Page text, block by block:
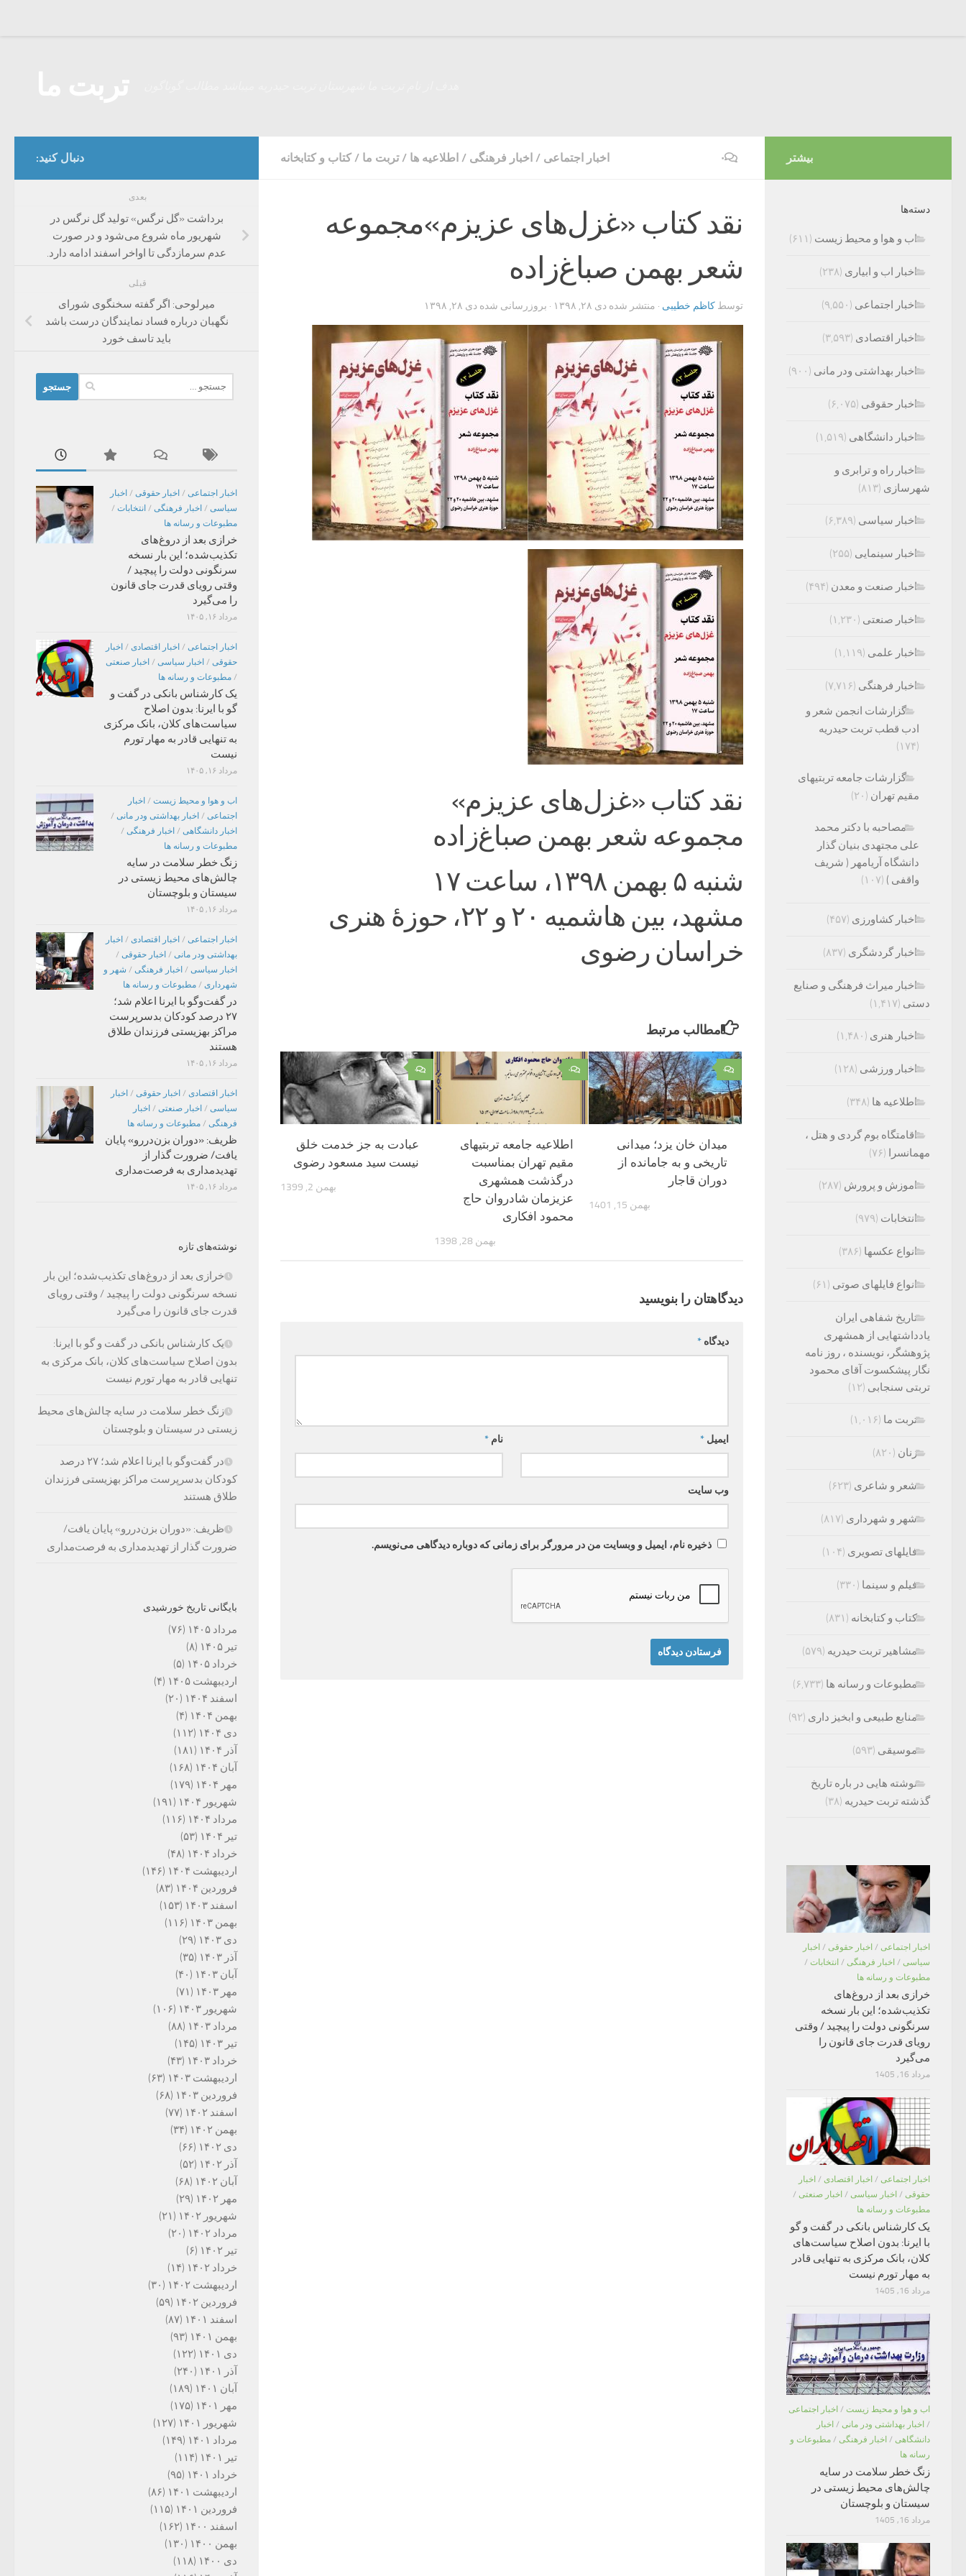
اخبار اجتماعی / اخبار فرهنگی / اطلاعیه ها / تربت ما / کتاب و کتابخانه ۰
نقد کتاب «غزل‌های عزیزم»مجموعه
شعر بهمن صباغ‌زاده
توسط کاظم خطیبی · منتشر شده دی ۲۸, ۱۳۹۸ · بروزرسانی شده دی ۲۸, ۱۳۹۸
نقد کتاب «غزل‌های عزیزم»
مجموعه شعر بهمن صباغ‌زاده
شنبه ۵ بهمن ۱۳۹۸، ساعت ۱۷
مشهد، بین هاشمیه ۲۰ و ۲۲، حوزۀ هنری
خراسان رضوی
مطالب مرتبط
۰
عبادت به جز خدمت خلق
نیست سید مسعود رضوی
بهمن 2, 1399
۰
اطلاعیه جامعه تربتیهای
مقیم تهران بمناسبت
درگذشت همشهری
عزیزمان شادروان حاج
محمود افکاری
بهمن 28, 1398
۰
میدان خان یزد؛ میدانی
تاریخی و به جامانده از
دوران قاجار
بهمن 15, 1401
دیدگاهتان را بنویسید
دیدگاه *
نام* ایمیل *
وب‌ سایت
ذخیره نام، ایمیل و وبسایت من در مرورگر برای زمانی که دوباره دیدگاهی می‌نویسم.
دنبال کنید:
بعدی
برداشت «گل نرگس» تولید گل نرگس در
شهریور ماه شروع می‌شود و در صورت
عدم سرمازدگی تا اواخر اسفند ادامه دارد.
قبلی
میرلوحی: اگر گفته سخنگوی شورای
نگهبان درباره فساد نمایندگان درست باشد
باید تاسف خورد
برای:
اخبار اجتماعی / اخبار حقوقی / اخبار
سیاسی / اخبار فرهنگی / انتخابات /
مطبوعات و رسانه ها
خرازی بعد از دروغ‌های
تکذیب‌شده؛ این بار نسخه
سرنگونی دولت را پیچید /
وقتی رویای قدرت جای قانون
را می‌گیرد
مرداد ۱۶, ۱۴۰۵
اخبار اجتماعی / اخبار اقتصادی / اخبار
حقوقی / اخبار سیاسی / اخبار صنعتی
/ مطبوعات و رسانه ها
یک کارشناس بانکی در گفت و
گو با ایرنا: بدون اصلاح
سیاست‌های کلان، بانک مرکزی
به تنهایی قادر به مهار تورم
نیست
مرداد ۱۶, ۱۴۰۵
اب و هوا و محیط زیست / اخبار
اجتماعی / اخبار بهداشتی ودر مانی /
اخبار دانشگاهی / اخبار فرهنگی /
مطبوعات و رسانه ها
زنگ خطر سلامت در سایه
چالش‌های محیط زیستی در
سیستان و بلوچستان
مرداد ۱۶, ۱۴۰۵
اخبار اجتماعی / اخبار اقتصادی / اخبار
بهداشتی ودر مانی / اخبار حقوقی /
اخبار سیاسی / اخبار فرهنگی / شهر و
شهرداری / مطبوعات و رسانه ها
در گفت‌وگو با ایرنا اعلام شد؛
۲۷ درصد کودکان بدسرپرست
مراکز بهزیستی فرزندان طلاق
هستند
مرداد ۱۶, ۱۴۰۵
اخبار اقتصادی / اخبار حقوقی / اخبار
سیاسی / اخبار صنعتی / اخبار
فرهنگی / مطبوعات و رسانه ها
ظریف: «دوران بزن‌دررو» پایان
یافت/ ضرورت گذار از
تهدیدمداری به فرصت‌مداری
مرداد ۱۶, ۱۴۰۵
نوشته‌های تازه
خرازی بعد از دروغ‌های تکذیب‌شده؛ این بار
نسخه سرنگونی دولت را پیچید / وقتی رویای
قدرت جای قانون را می‌گیرد
یک کارشناس بانکی در گفت و گو با ایرنا:
بدون اصلاح سیاست‌های کلان، بانک مرکزی به
تنهایی قادر به مهار تورم نیست
زنگ خطر سلامت در سایه چالش‌های محیط
زیستی در سیستان و بلوچستان
در گفت‌وگو با ایرنا اعلام شد؛ ۲۷ درصد
کودکان بدسرپرست مراکز بهزیستی فرزندان
طلاق هستند
ظریف: «دوران بزن‌دررو» پایان یافت/
ضرورت گذار از تهدیدمداری به فرصت‌مداری
بایگانی تاریخ خورشیدی
مرداد ۱۴۰۵
(۷۶)
تیر ۱۴۰۵
(۸)
خرداد ۱۴۰۵
(۵)
اردیبهشت ۱۴۰۵
(۴)
اسفند ۱۴۰۴
(۲۰)
بهمن ۱۴۰۴
(۴)
دی ۱۴۰۴
(۱۱۲)
آذر ۱۴۰۴
(۱۸۱)
آبان ۱۴۰۴
(۱۶۸)
مهر ۱۴۰۴
(۱۷۹)
شهریور ۱۴۰۴
(۱۹۱)
مرداد ۱۴۰۴
(۱۱۶)
تیر ۱۴۰۴
(۵۳)
خرداد ۱۴۰۴
(۴۸)
اردیبهشت ۱۴۰۴
(۱۴۶)
فروردین ۱۴۰۴
(۸۳)
اسفند ۱۴۰۳
(۱۵۳)
بهمن ۱۴۰۳
(۱۱۶)
دی ۱۴۰۳
(۲۹)
آذر ۱۴۰۳
(۳۵)
آبان ۱۴۰۳
(۴۰)
مهر ۱۴۰۳
(۷۱)
شهریور ۱۴۰۳
(۱۰۶)
مرداد ۱۴۰۳
(۸۸)
تیر ۱۴۰۳
(۱۴۵)
خرداد ۱۴۰۳
(۴۳)
اردیبهشت ۱۴۰۳
(۶۳)
فروردین ۱۴۰۳
(۶۸)
اسفند ۱۴۰۲
(۷۷)
بهمن ۱۴۰۲
(۳۴)
دی ۱۴۰۲
(۶۶)
آذر ۱۴۰۲
(۵۲)
آبان ۱۴۰۲
(۶۸)
مهر ۱۴۰۲
(۲۹)
شهریور ۱۴۰۲
(۲۱)
مرداد ۱۴۰۲
(۲۰)
تیر ۱۴۰۲
(۶)
خرداد ۱۴۰۲
(۱۴)
اردیبهشت ۱۴۰۲
(۳۰)
فروردین ۱۴۰۲
(۵۹)
اسفند ۱۴۰۱
(۸۷)
بهمن ۱۴۰۱
(۹۳)
دی ۱۴۰۱
(۱۲۲)
آذر ۱۴۰۱
(۲۴۰)
آبان ۱۴۰۱
(۱۸۹)
مهر ۱۴۰۱
(۱۷۵)
شهریور ۱۴۰۱
(۱۲۷)
مرداد ۱۴۰۱
(۱۴۹)
تیر ۱۴۰۱
(۱۱۴)
خرداد ۱۴۰۱
(۹۵)
اردیبهشت ۱۴۰۱
(۸۶)
فروردین ۱۴۰۱
(۱۱۵)
اسفند ۱۴۰۰
(۱۶۲)
بهمن ۱۴۰۰
(۱۳۰)
دی ۱۴۰۰
(۱۱۸)
بیشتر
دسته‌ها
اب و هوا و محیط زیست (۶۱۱)
اخبار اب و ابیاری (۲۳۸)
اخبار اجتماعی (۹,۵۵۰)
اخبار اقتصادی (۳,۵۹۳)
اخبار بهداشتی ودر مانی (۹۰۰)
اخبار حقوقی (۶,۰۷۵)
اخبار دانشگاهی (۱,۵۱۹)
اخبار راه و ترابری و
شهرسازی (۸۱۳)
اخبار سیاسی (۶,۳۸۹)
اخبار سینمایی (۲۵۵)
اخبار صنعت و معدن (۴۹۴)
اخبار صنعتی (۱,۲۳۰)
اخبار علمی (۱,۱۱۹)
اخبار فرهنگی (۷,۷۱۶)
گزارشات انجمن شعر و
ادب قطب تربت حیدریه
(۱۷۴)
گزارشات جامعه تربتیهای
مقیم تهران (۲۰)
مصاحبه با دکتر محمد
علی مجتهدی بنیان گذار
دانشگاه آریامهر ( شریف
واقفی ) (۱۰۷)
اخبار کشاورزی (۴۵۷)
اخبار گردشگری (۸۳۷)
اخبار میراث فرهنگی و صنایع
دستی (۱,۴۱۷)
اخبار هنری (۱,۴۸۰)
اخبار ورزشی (۱۲۸)
اطلاعیه ها (۳۴۸)
اقامتگاه بوم گردی و هتل ،
مهمانسرا (۷۶)
اموزش و پرورش (۲۸۷)
انتخابات (۹۷۹)
انواع عکسها (۳۸۶)
انواع فایلهای صوتی (۶۱)
تاریخ شفاهی ایران
یادداشتهایی از همشهری
پژوهشگر، نویسنده ، روز نامه
نگار پیشکسوت آقای محمود
تربتی سنجابی (۱۲)
تربت ما (۱,۰۱۶)
زنان (۸۲۰)
شعر و شاعری (۶۲۳)
شهر و شهرداری (۸۱۷)
فایلهای تصویری (۱۰۴)
فیلم و سینما (۳۳۰)
کتاب و کتابخانه (۸۳۱)
مشاهیر تربت حیدریه (۵۷۹)
مطبوعات و رسانه ها (۶,۷۳۳)
منابع طبیعی و ابخیز داری (۹۲)
موسیقی (۵۹۳)
نوشته هایی در باره تاریخ
گذشته تربت حیدریه (۳۸)
اخبار اجتماعی / اخبار حقوقی / اخبار
سیاسی / اخبار فرهنگی / انتخابات /
مطبوعات و رسانه ها
خرازی بعد از دروغ‌های
تکذیب‌شده؛ این بار نسخه
سرنگونی دولت را پیچید / وقتی
رویای قدرت جای قانون را
می‌گیرد
مرداد 16, 1405
اخبار اجتماعی / اخبار اقتصادی / اخبار
حقوقی / اخبار سیاسی / اخبار صنعتی /
مطبوعات و رسانه ها
یک کارشناس بانکی در گفت و گو
با ایرنا: بدون اصلاح سیاست‌های
کلان، بانک مرکزی به تنهایی قادر
به مهار تورم نیست
مرداد 16, 1405
اب و هوا و محیط زیست / اخبار اجتماعی
/ اخبار بهداشتی ودر مانی / اخبار
دانشگاهی / اخبار فرهنگی / مطبوعات و
رسانه ها
زنگ خطر سلامت در سایه
چالش‌های محیط زیستی در
سیستان و بلوچستان
مرداد 16, 1405